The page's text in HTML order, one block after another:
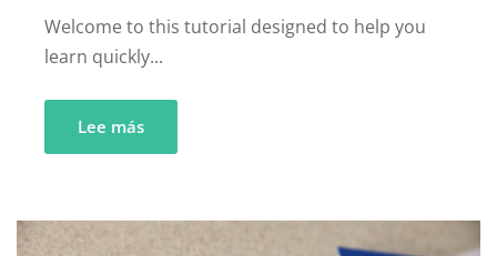
Welcome to this tutorial designed to help you
learn quickly...
Lee más